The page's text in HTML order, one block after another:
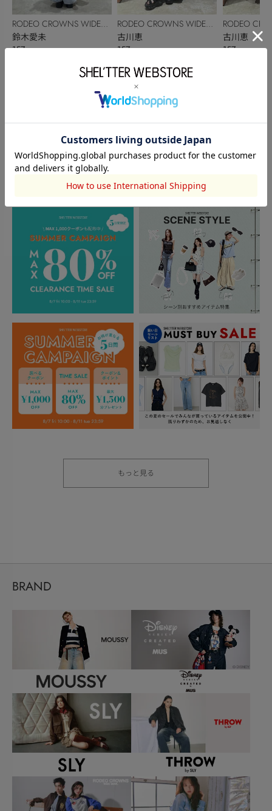
RODEO CROWNS WIDE
BOWL
鈴木愛未
157cm
RODEO CROWNS WIDE
BOWL
古川恵
157cm
RODEO
BOWL
古川恵
157cm
このアイテムを見た人がチェックしている商品
もっと見る
BRAND